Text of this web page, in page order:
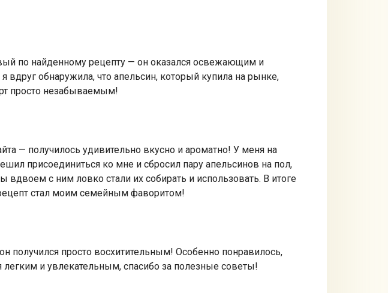
по найденному рецепту — он оказался освежающим и
вдруг обнаружила, что апельсин, который купила на рынке,
просто незабываемым!
— получилось удивительно вкусно и ароматно! У меня на
присоединиться ко мне и сбросил пару апельсинов на пол,
с ним ловко стали их собирать и использовать. В итоге
стал моим семейным фаворитом!
получился просто восхитительным! Особенно понравилось,
и увлекательным, спасибо за полезные советы!